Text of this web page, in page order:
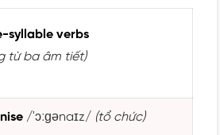
syllable verbs
từ ba âm tiết)
/'ɔːɡənaɪz/ (tổ chức)